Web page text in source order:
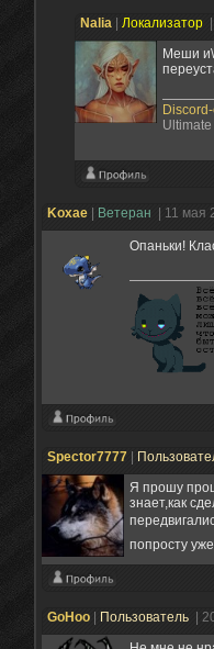
Nalia Локализатор
Меши
Koxae Ветеран | 11 мая
Опаньки!
Spector7777
Я прошу
знает,как
попросту
GoHoo Пользователь
|